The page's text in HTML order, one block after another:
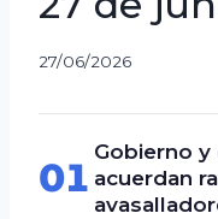
27/06/2026
01
Gobierno y
acuerdan